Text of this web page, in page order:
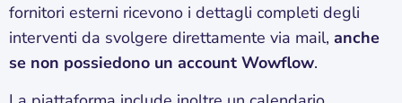
fornitori esterni ricevono i dettagli completi degli
interventi da svolgere direttamente via mail, anche
se non possiedono un account Wowflow.